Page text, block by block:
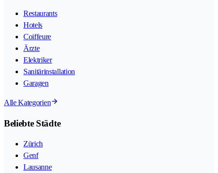
Restaurants
Hotels
Coiffeure
Ärzte
Elektriker
Sanitärinstallation
Garagen
Alle Kategorien
Beliebte Städte
Zürich
Genf
Lausanne